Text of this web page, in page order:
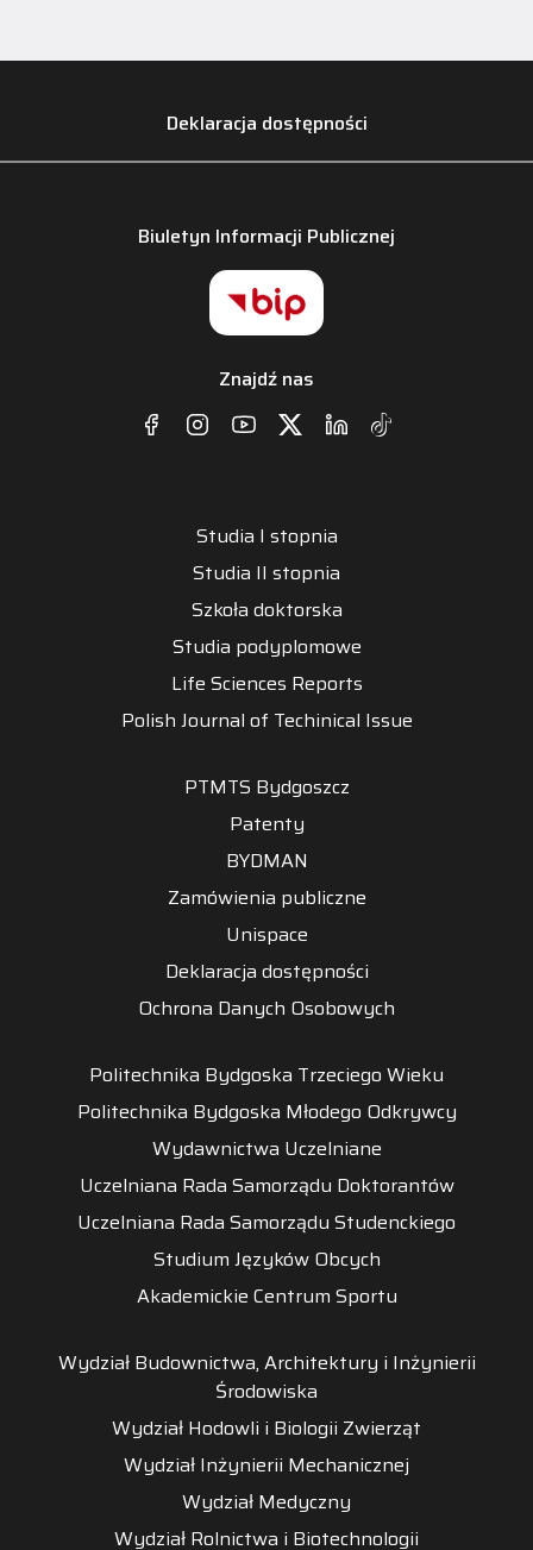
Deklaracja dostępności
Biuletyn Informacji Publicznej
Znajdź nas
Studia I stopnia
Studia II stopnia
Szkoła doktorska
Studia podyplomowe
Life Sciences Reports
Polish Journal of Techinical Issue
PTMTS Bydgoszcz
Patenty
BYDMAN
Zamówienia publiczne
Unispace
Deklaracja dostępności
Ochrona Danych Osobowych
Politechnika Bydgoska Trzeciego Wieku
Politechnika Bydgoska Młodego Odkrywcy
Wydawnictwa Uczelniane
Uczelniana Rada Samorządu Doktorantów
Uczelniana Rada Samorządu Studenckiego
Studium Języków Obcych
Akademickie Centrum Sportu
Wydział Budownictwa, Architektury i Inżynierii
Środowiska
Wydział Hodowli i Biologii Zwierząt
Wydział Inżynierii Mechanicznej
Wydział Medyczny
Wydział Rolnictwa i Biotechnologii